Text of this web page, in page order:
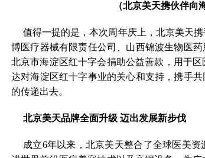
（北京美天携伙伴向
值得一提的是，本次周年庆上，北京美天
博医疗器械有限责任公司、山西锦波生物医
北京市海淀区红十字会捐助公益善款，用于
达对海淀区红十字事业的关心和支持，携手
的传递出去。
北京美天品牌全面升级 迈出发展新步伐
成立6年以来，北京美天整合了全球医美